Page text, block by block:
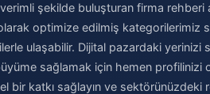
şekilde buluşturan firma rehberi
olarak optimize edilmiş kategorilerimiz
ulaşabilir. Dijital pazardaki yerinizi
sağlamak için hemen profilinizi
bir katkı sağlayın ve sektörünüzdeki